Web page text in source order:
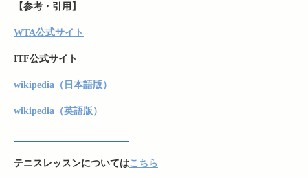
【参考・引用】
WTA公式サイト
ITF公式サイト
wikipedia（日本語版）
wikipedia（英語版）
テニスレッスンについてはこちら